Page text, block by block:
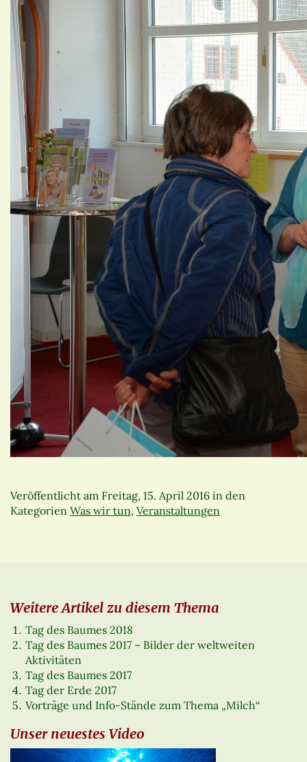
Veröffentlicht am Freitag, 15. April 2016 in den
Kategorien Was wir tun, Veranstaltungen
Weitere Artikel zu diesem Thema
Tag des Baumes 2018
Tag des Baumes 2017 – Bilder der weltweiten
Aktivitäten
Tag des Baumes 2017
Tag der Erde 2017
Vorträge und Info-Stände zum Thema „Milch“
Unser neuestes Video